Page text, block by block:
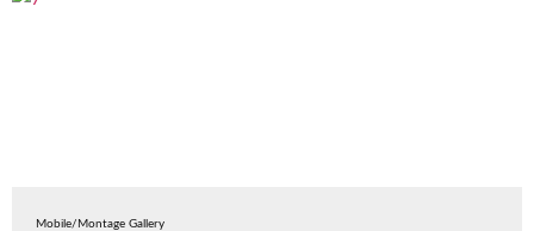
Mobile/Montage Gallery